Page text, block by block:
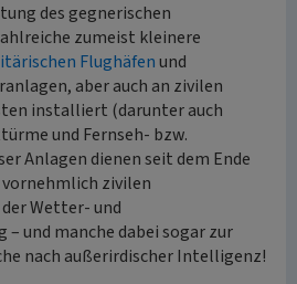
des gegnerischen
zumeist kleinere
Flughäfenund
aber auch an zivilen
installiert (darunter auch
und Fernseh- bzw.
Anlagen dienen seit dem Ende
zivilen
Wetter- und
und manche dabei sogar zur
nach außerirdischer Intelligenz!